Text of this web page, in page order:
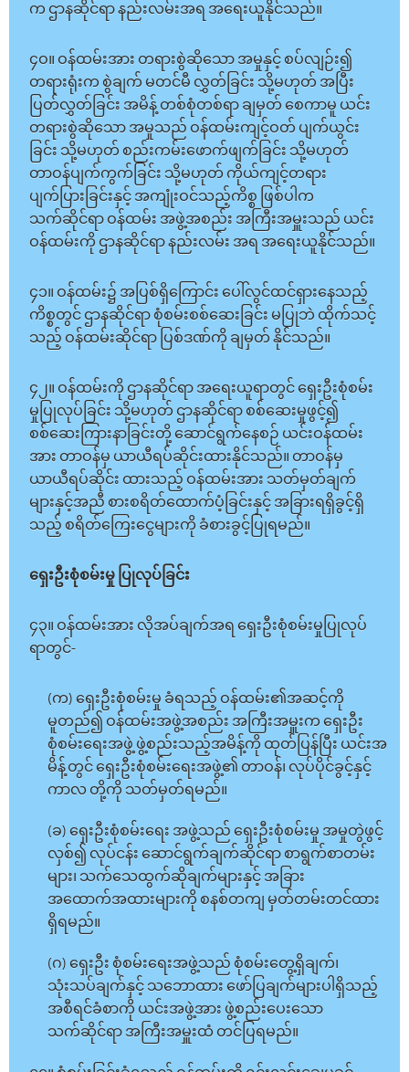
က ဌာနဆိုင်ရာ နည်းလမ်းအရ အရေးယူနိုင်သည်။
၄ဝ။ ဝန်ထမ်းအား တရားစွဲဆိုသော အမှုနှင့် စပ်လျဉ်း၍
တရားရုံးက စွဲချက် မတင်မီ လွှတ်ခြင်း သို့မဟုတ် အပြီး
ပြတ်လွှတ်ခြင်း အမိန့် တစ်စုံတစ်ရာ ချမှတ် စေကာမူ ယင်း
တရားစွဲဆိုသော အမှုသည် ဝန်ထမ်းကျင့်ဝတ် ပျက်ယွင်း
ခြင်း သို့မဟုတ် စည်းကမ်းဖောက်ဖျက်ခြင်း သို့မဟုတ်
တာဝန်ပျက်ကွက်ခြင်း သို့မဟုတ် ကိုယ်ကျင့်တရား
ပျက်ပြားခြင်းနှင့် အကျုံးဝင်သည့်ကိစ္စ ဖြစ်ပါက
သက်ဆိုင်ရာ ဝန်ထမ်း အဖွဲ့အစည်း အကြီးအမှူးသည် ယင်း
ဝန်ထမ်းကို ဌာနဆိုင်ရာ နည်းလမ်း အရ အရေးယူနိုင်သည်။
၄၁။ ဝန်ထမ်း၌ အပြစ်ရှိကြောင်း ပေါ်လွင်ထင်ရှားနေသည့်
ကိစ္စတွင် ဌာနဆိုင်ရာ စုံစမ်းစစ်ဆေးခြင်း မပြုဘဲ ထိုက်သင့်
သည့် ဝန်ထမ်းဆိုင်ရာ ပြစ်ဒဏ်ကို ချမှတ် နိုင်သည်။
၄၂။ ဝန်ထမ်းကို ဌာနဆိုင်ရာ အရေးယူရာတွင် ရှေးဦးစုံစမ်း
မှုပြုလုပ်ခြင်း သို့မဟုတ် ဌာနဆိုင်ရာ စစ်ဆေးမှုဖွင့်၍
စစ်ဆေးကြားနာခြင်းတို့ ဆောင်ရွက်နေစဉ် ယင်းဝန်ထမ်း
အား တာဝန်မှ ယာယီရပ်ဆိုင်းထားနိုင်သည်။ တာဝန်မှ
ယာယီရပ်ဆိုင်း ထားသည့် ဝန်ထမ်းအား သတ်မှတ်ချက်
များနှင့်အညီ စားစရိတ်ထောက်ပံ့ခြင်းနှင့် အခြားရရှိခွင့်ရှိ
သည့် စရိတ်ကြေးငွေများကို ခံစားခွင့်ပြုရမည်။
ရှေးဦးစုံစမ်းမှု ပြုလုပ်ခြင်း
၄၃။ ဝန်ထမ်းအား လိုအပ်ချက်အရ ရှေးဦးစုံစမ်းမှုပြုလုပ်
ရာတွင်-
(က) ရှေးဦးစုံစမ်းမှု ခံရသည့် ဝန်ထမ်း၏အဆင့်ကို
မူတည်၍ ဝန်ထမ်းအဖွဲ့အစည်း အကြီးအမှူးက ရှေးဦး
စုံစမ်းရေးအဖွဲ့ ဖွဲ့စည်းသည့်အမိန့်ကို ထုတ်ပြန်ပြီး ယင်းအ
မိန့်တွင် ရှေးဦးစုံစမ်းရေးအဖွဲ့၏ တာဝန်၊ လုပ်ပိုင်ခွင့်နှင့်
ကာလ တို့ကို သတ်မှတ်ရမည်။
(ခ) ရှေးဦးစုံစမ်းရေး အဖွဲ့သည် ရှေးဦးစုံစမ်းမှု အမှုတွဲဖွင့်
လှစ်၍ လုပ်ငန်း ဆောင်ရွက်ချက်ဆိုင်ရာ စာရွက်စာတမ်း
များ၊ သက်သေထွက်ဆိုချက်များနှင့် အခြား
အထောက်အထားများကို စနစ်တကျ မှတ်တမ်းတင်ထား
ရှိရမည်။
(ဂ) ရှေးဦး စုံစမ်းရေးအဖွဲ့သည် စုံစမ်းတွေ့ရှိချက်၊
သုံးသပ်ချက်နှင့် သဘောထား ဖော်ပြချက်များပါရှိသည့်
အစီရင်ခံစာကို ယင်းအဖွဲ့အား ဖွဲ့စည်းပေးသော
သက်ဆိုင်ရာ အကြီးအမှူးထံ တင်ပြရမည်။